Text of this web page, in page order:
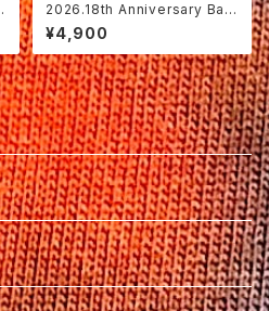
2026.18th Anniversary Bas
¥4,900